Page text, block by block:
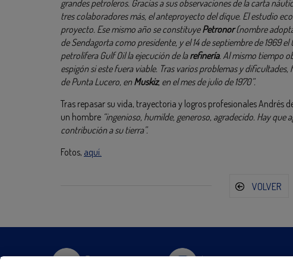
grandes petroleros. Gracias a sus observaciones de la carta
tres colaboradores más, el anteproyecto del dique. El estudio
proyecto. Ese mismo año se constituyePetronor(nombre
de Sendagorta como presidente, y el 14 de septiembre de 1969
petrolífera Gulf Oil la ejecución de larefinería. Al mismo tiempo
espigón si este fuera viable. Tras varios problemas y
de Punta Lucero, enMuskiz, en el mes de julio de 1970”.
Tras repasar su vida, trayectoria y logros profesionales Andrés
un hombre “ingenioso, humilde, generoso, agradecido. Hay que
contribución a su tierra”.
Fotos, aquí.
VOLVER
Twitter Instagram